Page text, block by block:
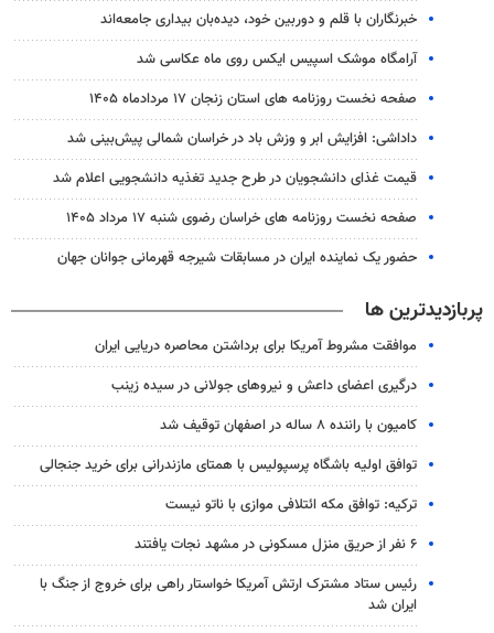
خبرنگاران با قلم و دوربین خود، دیده‌بان بیداری جامعه‌اند
آرامگاه موشک اسپیس ایکس روی ماه عکاسی شد
صفحه نخست روزنامه های استان زنجان ۱۷ مردادماه ۱۴۰۵
داداشی: افزایش ابر و وزش باد در خراسان شمالی پیش‌بینی شد
قیمت غذای دانشجویان در طرح جدید تغذیه دانشجویی اعلام شد
صفحه نخست روزنامه های خراسان رضوی شنبه ۱۷ مرداد ۱۴۰۵
حضور یک نماینده ایران در مسابقات شیرجه قهرمانی جوانان جهان
پربازدیدترین ها
موافقت مشروط آمریکا برای برداشتن محاصره دریایی ایران
درگیری اعضای داعش و نیروهای جولانی در سیده زینب
کامیون با راننده ۸ ساله در اصفهان توقیف شد
توافق اولیه باشگاه پرسپولیس با همتای مازندرانی برای خرید جنجالی
ترکیه: توافق مکه ائتلافی موازی با ناتو نیست
۶ نفر از حریق منزل مسکونی در مشهد نجات یافتند
رئیس ستاد مشترک ارتش آمریکا خواستار راهی برای خروج از جنگ با
ایران شد